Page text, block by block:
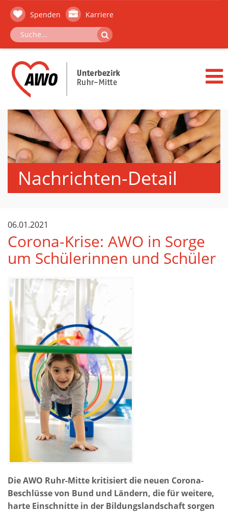
Spenden Karriere
Nachrichten-Detail
06.01.2021
Corona-Krise: AWO in Sorge
um Schülerinnen und Schüler
Die AWO Ruhr-Mitte kritisiert die neuen Corona-
Beschlüsse von Bund und Ländern, die für weitere,
harte Einschnitte in der Bildungslandschaft sorgen